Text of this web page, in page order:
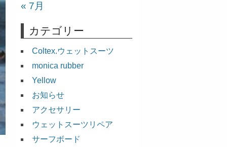
« 7月
カテゴリー
Coltex.ウェットスーツ
monica rubber
Yellow
お知らせ
アクセサリー
ウェットスーツリペア
サーフボード